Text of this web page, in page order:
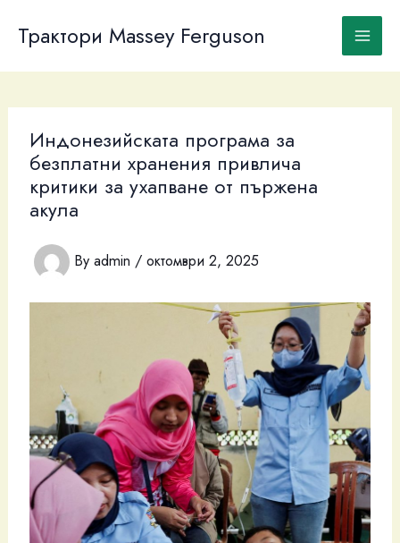
content
Трактори Massey Ferguson
Индонезийската програма за
безплатни хранения привлича
критики за ухапване от пържена
акула
By admin / октомври 2, 2025